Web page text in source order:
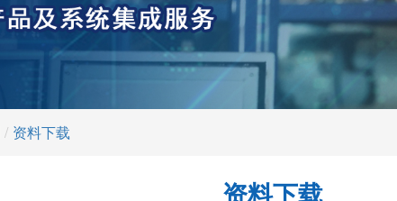
/ 资料下载
资料下载